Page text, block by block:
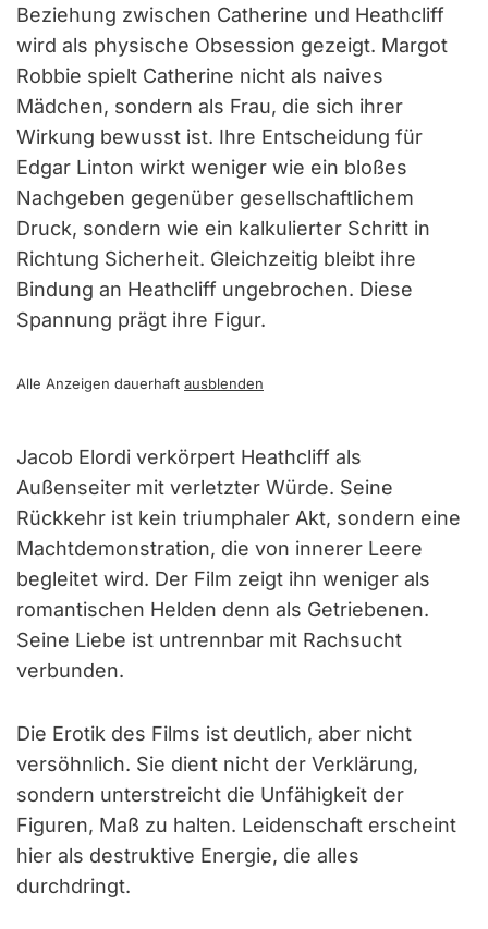
Beziehung zwischen Catherine und Heathcliff
wird als physische Obsession gezeigt. Margot
Robbie spielt Catherine nicht als naives
Mädchen, sondern als Frau, die sich ihrer
Wirkung bewusst ist. Ihre Entscheidung für
Edgar Linton wirkt weniger wie ein bloßes
Nachgeben gegenüber gesellschaftlichem
Druck, sondern wie ein kalkulierter Schritt in
Richtung Sicherheit. Gleichzeitig bleibt ihre
Bindung an Heathcliff ungebrochen. Diese
Spannung prägt ihre Figur.
Alle Anzeigen dauerhaft ausblenden
Jacob Elordi verkörpert Heathcliff als
Außenseiter mit verletzter Würde. Seine
Rückkehr ist kein triumphaler Akt, sondern eine
Machtdemonstration, die von innerer Leere
begleitet wird. Der Film zeigt ihn weniger als
romantischen Helden denn als Getriebenen.
Seine Liebe ist untrennbar mit Rachsucht
verbunden.
Die Erotik des Films ist deutlich, aber nicht
versöhnlich. Sie dient nicht der Verklärung,
sondern unterstreicht die Unfähigkeit der
Figuren, Maß zu halten. Leidenschaft erscheint
hier als destruktive Energie, die alles
durchdringt.